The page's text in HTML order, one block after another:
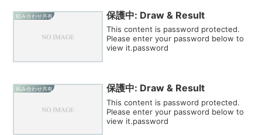
組み合わせ共有 保護中: Draw & Result
This content is password protected.
Please enter your password below to
view it.password
組み合わせ共有 保護中: Draw & Result
This content is password protected.
Please enter your password below to
view it.password